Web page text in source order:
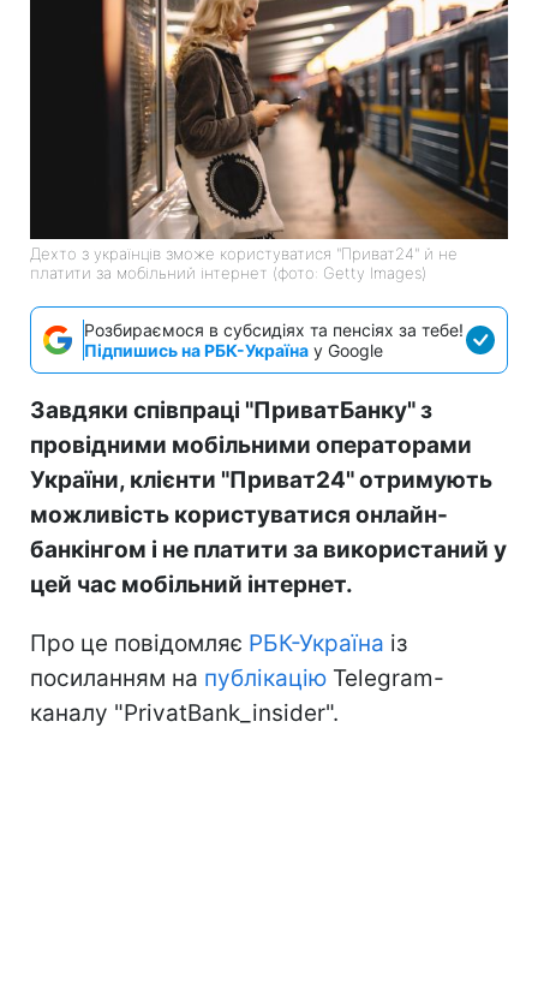
Дехто з українців зможе користуватися "Приват24" й не
платити за мобільний інтернет (фото: Getty Images)
Розбираємося в субсидіях та пенсіях за тебе!
Підпишись на РБК-Україна у Google
Завдяки співпраці "ПриватБанку" з
провідними мобільними операторами
України, клієнти "Приват24" отримують
можливість користуватися онлайн-
банкінгом і не платити за використаний у
цей час мобільний інтернет.
Про це повідомляє РБК-Україна із
посиланням на публікацію Telegram-
каналу "PrivatBank_insider".